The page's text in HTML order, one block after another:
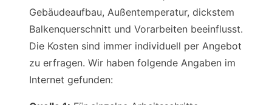
Gebäudeaufbau, Außentemperatur, dickstem
Balkenquerschnitt und Vorarbeiten beeinflusst.
Die Kosten sind immer individuell per Angebot
zu erfragen. Wir haben folgende Angaben im
Internet gefunden: